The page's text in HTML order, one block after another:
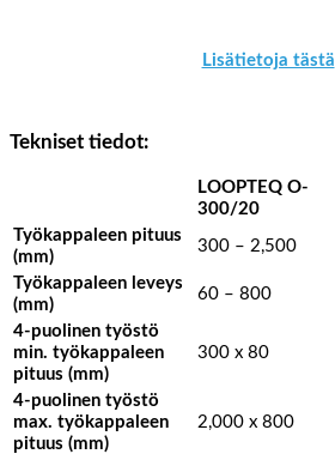
Lisätietoja tästä
Tekniset tiedot:
LOOPTEQ O-
300/20
Työkappaleen pituus
(mm)
300 – 2,500
Työkappaleen leveys
(mm)
60 – 800
4-puolinen työstö
min. työkappaleen
pituus (mm)
300 x 80
4-puolinen työstö
max. työkappaleen
pituus (mm)
2,000 x 800